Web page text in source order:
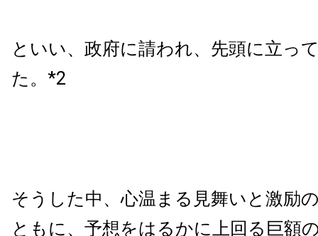
といい、政府に請われ、先頭に立っ
た。*2
そうした中、心温まる見舞いと激励
ともに、予想をはるかに上回る巨額